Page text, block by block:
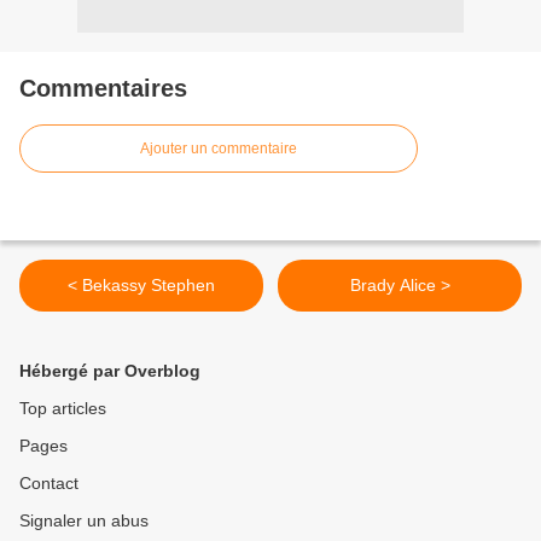
Commentaires
Ajouter un commentaire
< Bekassy Stephen Brady Alice >
Hébergé par Overblog
Top articles
Pages
Contact
Signaler un abus